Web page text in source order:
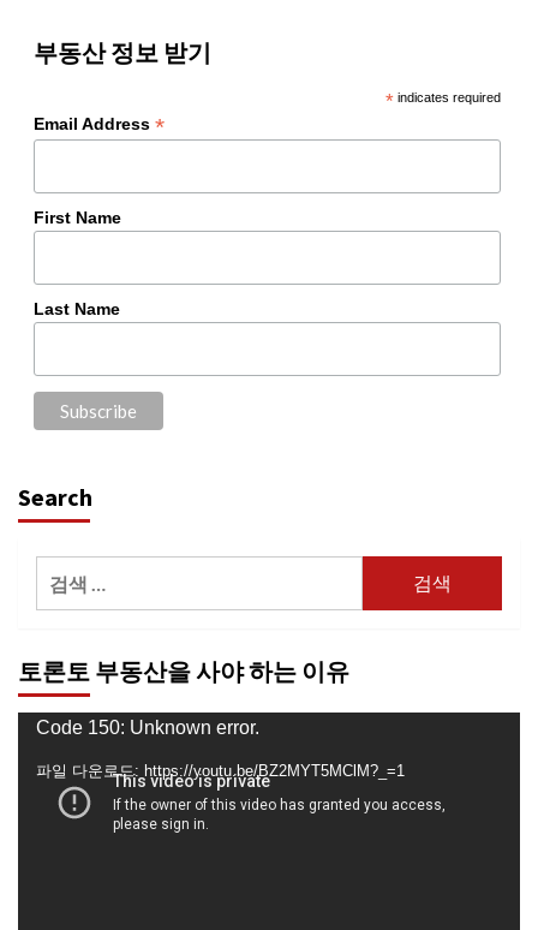
부동산 정보 받기
*indicates required
Email Address *
First Name
Last Name
Search
검
색:
토론토 부동산을 사야 하는 이유
동
영
Code 150: Unknown error.
파일 다운로드: https://youtu.be/BZ2MYT5MClM?_=1